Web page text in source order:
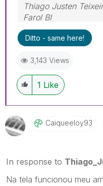
Thiago Justen
Farol BI
WhatsApp: 24 98152-
Skype: justen.thiago
Ditto - same here!
3,143 Views
1 Like
Caiqueeloy93
In response to
Na tela funcionou meu